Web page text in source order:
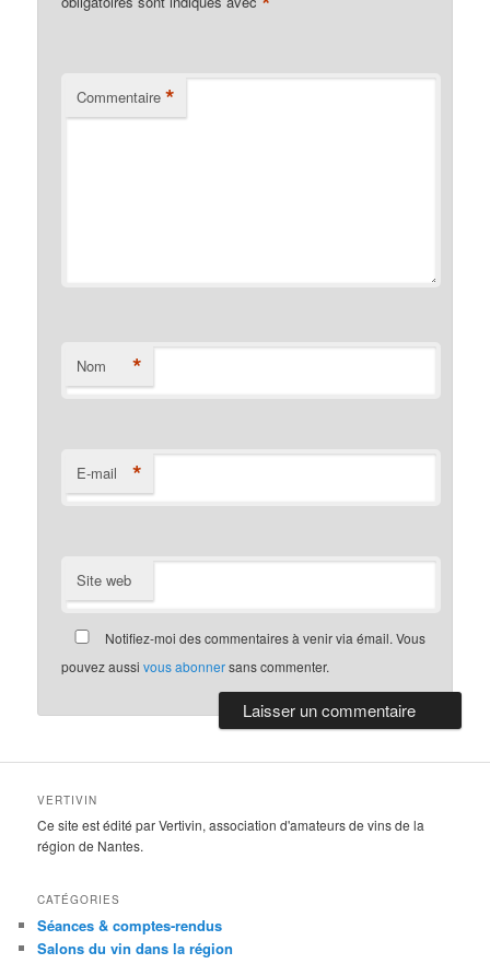
Commentaire *
Nom *
E-mail *
Site web
Notifiez-moi des commentaires à venir via émail. Vous
pouvez aussivous abonnersans commenter.
VERTIVIN
Ce site est édité par Vertivin, association d'amateurs de vins de la
région de Nantes.
CATÉGORIES
Séances & comptes-rendus
Salons du vin dans la région